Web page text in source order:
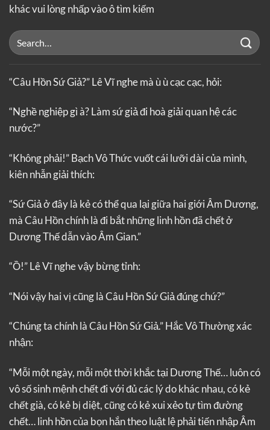
khác vui lòng nhấp vào ô tìm kiếm
“Câu Hồn Sứ Giả?” Lê Vĩ nghe mà ù ù cạc cạc, hỏi:
“Nghề nghiệp gì à? Làm sứ giả đi hoà giải quan hệ các
nước?”
“Không phải!” Bạch Vô Thức vuốt cái lưỡi dài của mình,
kiên nhẫn giải thích:
“Sứ Giả ở đây là kẻ có thể qua lại giữa hai giới Âm Dương,
mà Câu Hồn chính là đi bắt những linh hồn đã chết ở
Dương Thế dẫn vào Âm Gian.”
“Ồ!” Lê Vĩ nghe vậy bừng tỉnh:
“Nói vậy hai vị cũng là Câu Hồn Sứ Giả đúng chứ?”
“Chúng ta chính là Câu Hồn Sứ Giả.” Hắc Vô Thường xác
nhận:
“Mỗi một ngày, mỗi một thời khắc tại Dương Thế… luôn có
vô số sinh mệnh chết đi với đủ các lý do khác nhau, có kẻ
chết già, có kẻ bị diệt, cũng có kẻ xui xẻo tự tìm đường
chết… linh hồn của bọn hắn theo luật lệ phải tiến nhập Âm